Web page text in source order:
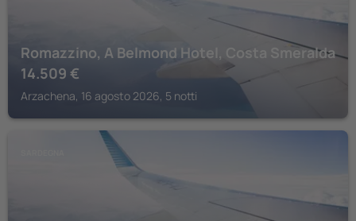
Romazzino, A Belmond Hotel, Costa Smeralda
14.509 €
Arzachena, 16 agosto 2026, 5 notti